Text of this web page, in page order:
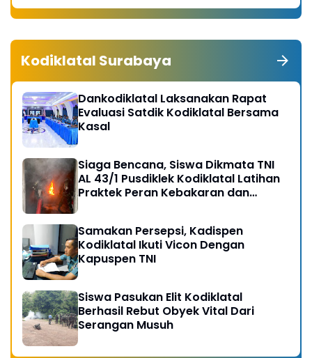
Kodiklatal Surabaya
Dankodiklatal Laksanakan Rapat
Evaluasi Satdik Kodiklatal Bersama
Kasal
Siaga Bencana, Siswa Dikmata TNI
AL 43/1 Pusdiklek Kodiklatal Latihan
Praktek Peran Kebakaran dan
Samakan Persepsi, Kadispen
Kodiklatal Ikuti Vicon Dengan
Kapuspen TNI
Siswa Pasukan Elit Kodiklatal
Berhasil Rebut Obyek Vital Dari
Serangan Musuh